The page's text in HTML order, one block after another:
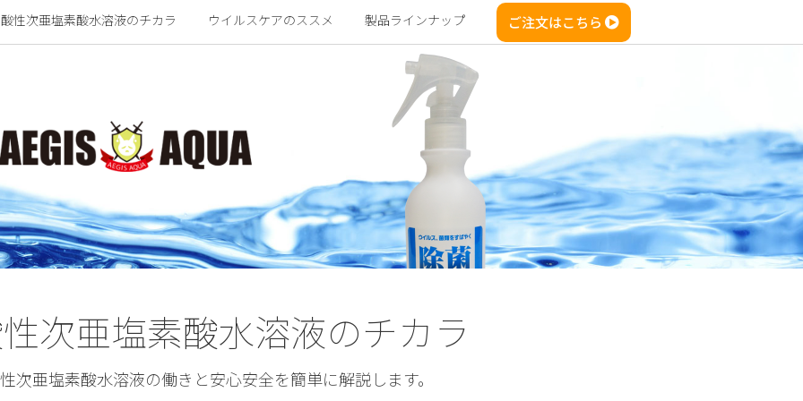
性次亜塩素酸水溶液のチカラ ウイルスケアのススメ 製品ラインナップ ご注文はこちら
次亜塩素酸水溶液のチカラ
次亜塩素酸水溶液の働きと安心安全を簡単に解説します。